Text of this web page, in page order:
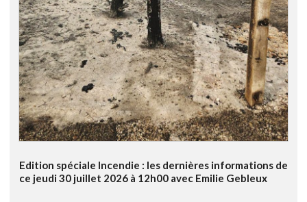
Edition spéciale Incendie : les dernières informations de
ce jeudi 30 juillet 2026 à 12h00 avec Emilie Gebleux